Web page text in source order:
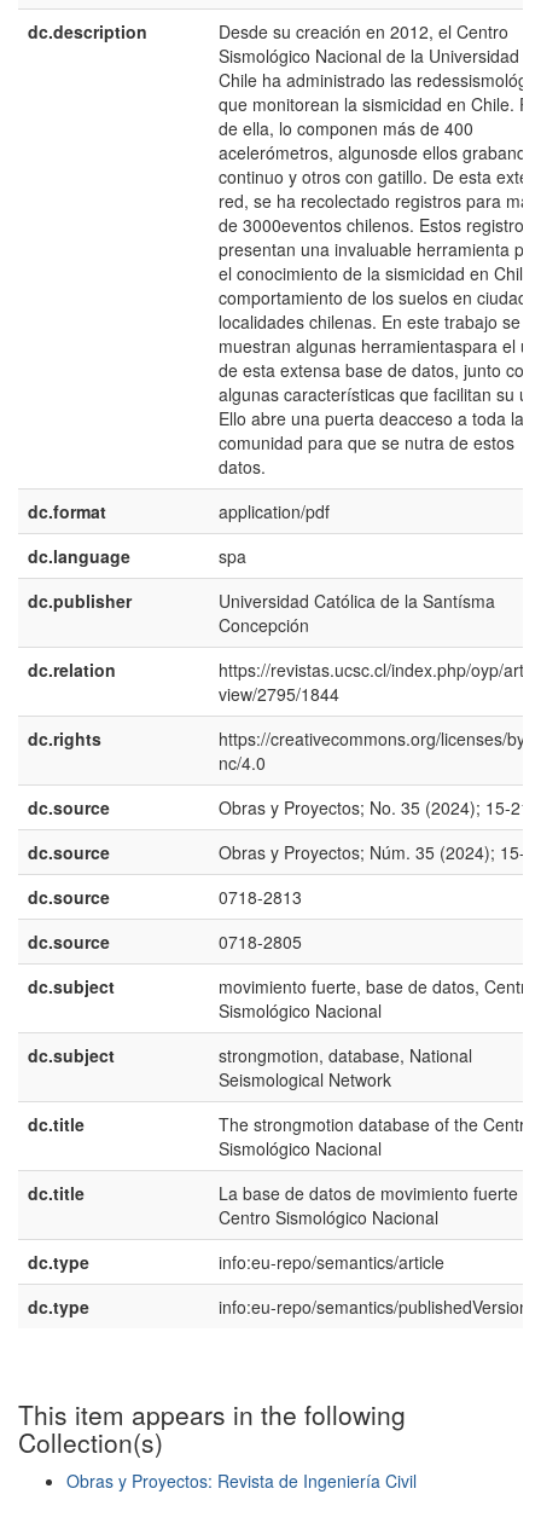
dc.description
Desde su creación en 2012, el Centro
Sismológico Nacional de la Universidad
Chile ha administrado las
que monitorean la sismicidad en Chile.
de ella, lo componen más de 400
acelerómetros, algunosde ellos grabando
continuo y otros con gatillo. De esta
red, se ha recolectado registros para más
de 3000eventos chilenos. Estos registros
presentan una invaluable herramienta
el conocimiento de la sismicidad en
comportamiento de los suelos en
localidades chilenas. En este trabajo se
muestran algunas herramientaspara el
de esta extensa base de datos, junto con
algunas características que facilitan su
Ello abre una puerta deacceso a toda la
comunidad para que se nutra de estos
datos.
dc.format
application/pdf
dc.language
spa
dc.publisher
Universidad Católica de la Santísma
Concepción
dc.relation
https://revistas.ucsc.cl/index.php/oyp/
view/2795/1844
dc.rights
https://creativecommons.org/licenses/by-
nc/4.0
dc.source
Obras y Proyectos; No. 35 (2024); 15-21
dc.source
Obras y Proyectos; Núm. 35 (2024); 15-
dc.source
0718-2813
dc.source
0718-2805
dc.subject
movimiento fuerte, base de datos, Centro
Sismológico Nacional
dc.subject
strongmotion, database, National
Seismological Network
dc.title
The strongmotion database of the Centro
Sismológico Nacional
dc.title
La base de datos de movimiento fuerte
Centro Sismológico Nacional
dc.type
info:eu-repo/semantics/article
dc.type
info:eu-repo/semantics/publishedVersion
This item appears in the following
Collection(s)
Obras y Proyectos: Revista de Ingeniería Civil